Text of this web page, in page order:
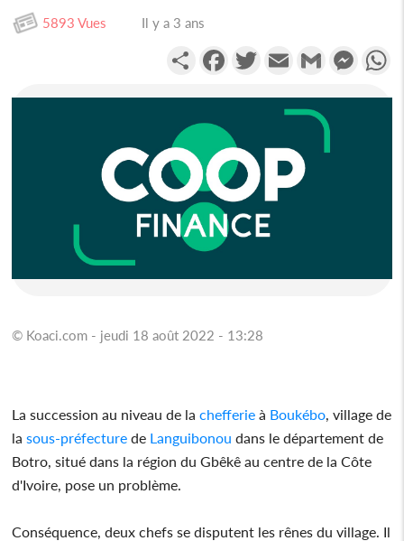
5893 Vues Il y a 3 ans
PartagerFacebookTwitterEmail Gmail
© Koaci.com - jeudi 18 août 2022 - 13:28
La succession au niveau de lachefferie à Boukébo , village de
lasous-préfecture de Languibonou dans le département de
Botro, situé dans la région du Gbêkê au centre de la Côte
d'Ivoire, pose un problème.
Conséquence, deux chefs se disputent les rênes du village. Il